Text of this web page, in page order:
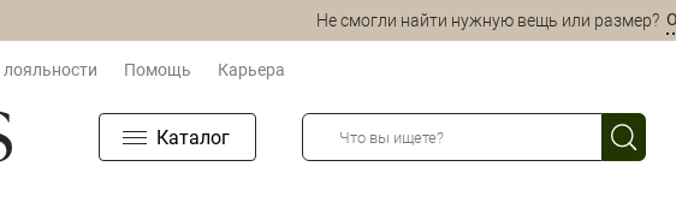
Не смогли найти нужную вещь или размер?
Помощь Карьера
Каталог